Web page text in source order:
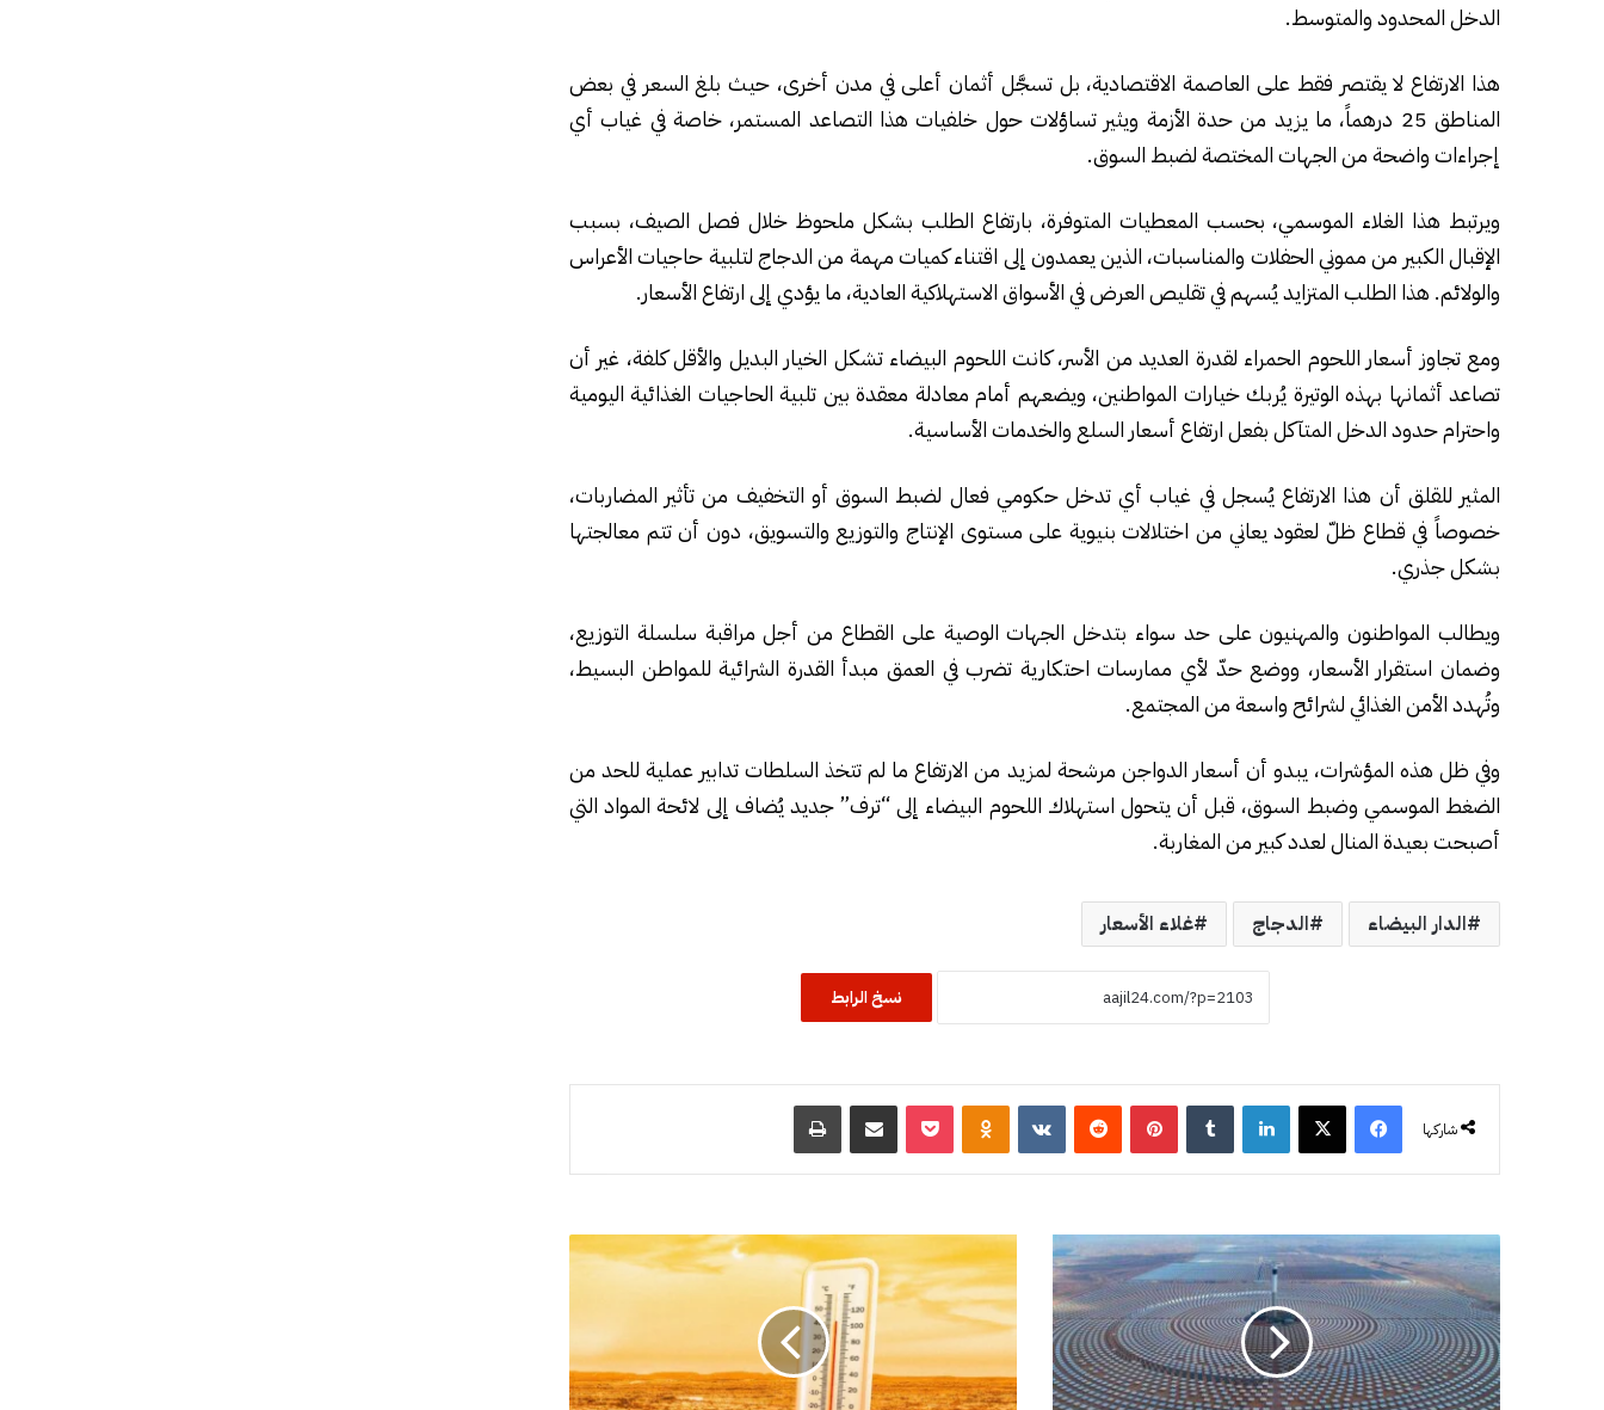
الدخل المحدود والمتوسط.
هذا الارتفاع لا يقتصر فقط على العاصمة الاقتصادية، بل تسجَّل أثمان أعلى في مدن أخرى، حيث بلغ السعر في بعض
المناطق 25 درهماً، ما يزيد من حدة الأزمة ويثير تساؤلات حول خلفيات هذا التصاعد المستمر، خاصة في غياب أي
إجراءات واضحة من الجهات المختصة لضبط السوق.
ويرتبط هذا الغلاء الموسمي، بحسب المعطيات المتوفرة، بارتفاع الطلب بشكل ملحوظ خلال فصل الصيف، بسبب
الإقبال الكبير من مموني الحفلات والمناسبات، الذين يعمدون إلى اقتناء كميات مهمة من الدجاج لتلبية حاجيات الأعراس
والولائم. هذا الطلب المتزايد يُسهم في تقليص العرض في الأسواق الاستهلاكية العادية، ما يؤدي إلى ارتفاع الأسعار.
ومع تجاوز أسعار اللحوم الحمراء لقدرة العديد من الأسر، كانت اللحوم البيضاء تشكل الخيار البديل والأقل كلفة، غير أن
تصاعد أثمانها بهذه الوتيرة يُربك خيارات المواطنين، ويضعهم أمام معادلة معقدة بين تلبية الحاجيات الغذائية اليومية
واحترام حدود الدخل المتآكل بفعل ارتفاع أسعار السلع والخدمات الأساسية.
المثير للقلق أن هذا الارتفاع يُسجل في غياب أي تدخل حكومي فعال لضبط السوق أو التخفيف من تأثير المضاربات،
خصوصاً في قطاع ظلّ لعقود يعاني من اختلالات بنيوية على مستوى الإنتاج والتوزيع والتسويق، دون أن تتم معالجتها
بشكل جذري.
ويطالب المواطنون والمهنيون على حد سواء بتدخل الجهات الوصية على القطاع من أجل مراقبة سلسلة التوزيع،
وضمان استقرار الأسعار، ووضع حدّ لأي ممارسات احتكارية تضرب في العمق مبدأ القدرة الشرائية للمواطن البسيط،
وتُهدد الأمن الغذائي لشرائح واسعة من المجتمع.
وفي ظل هذه المؤشرات، يبدو أن أسعار الدواجن مرشحة لمزيد من الارتفاع ما لم تتخذ السلطات تدابير عملية للحد من
الضغط الموسمي وضبط السوق، قبل أن يتحول استهلاك اللحوم البيضاء إلى “ترف” جديد يُضاف إلى لائحة المواد التي
أصبحت بعيدة المنال لعدد كبير من المغاربة.
الدار البيضاء الدجاج غلاء الأسعار
نسخ الرابط
شاركها
فيسبوك ‫X لينكدإن بينتيريست ‏VKontakte
ا
ل
م
غ
ر
ب
ي
ل
ي
ب
ا
ل
س